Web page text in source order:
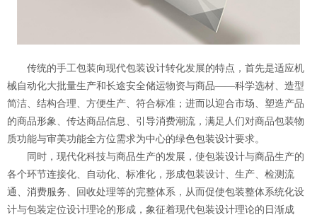
传统的手工包装向现代包装设计转化发展的特点，首先是适应机
械自动化大批量生产和长途安全储运物资与商品——科学选材、造型
简洁、结构合理、方便生产、符合标准；进而以迎合市场、塑造产品
的商品形象、传达商品信息、引导消费潮流，满足人们对商品包装物
质功能与审美功能全方位需求为中心的绿色包装设计要求。
同时，现代化科技与商品生产的发展，使包装设计与商品生产的
各个环节连接化、自动化、标准化，形成包装设计、生产、检测流
通、消费服务、回收处理等的完整体系，从而促使包装整体系统化设
计与包装定位设计理论的形成，象征着现代包装设计理论的日渐成